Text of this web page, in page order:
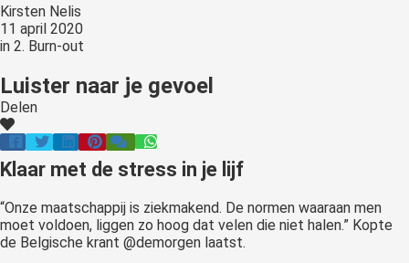
Kirsten Nelis
11 april 2020
in 2. Burn-out
Luister naar je gevoel
Delen
Klaar met de stress in je lijf
“Onze maatschappij is ziekmakend. De normen waaraan men
moet voldoen, liggen zo hoog dat velen die niet halen.” Kopte
de Belgische krant @demorgen laatst.
te
over
van
op
te
de
Hierdoor